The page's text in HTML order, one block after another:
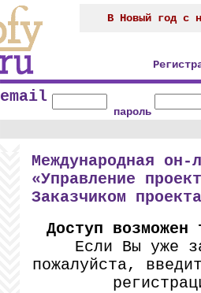
В Новый год с
email
пароль
Международная он-
«Управление
Заказчиком
Доступ возможен
Если Вы уже
пожалуйста,